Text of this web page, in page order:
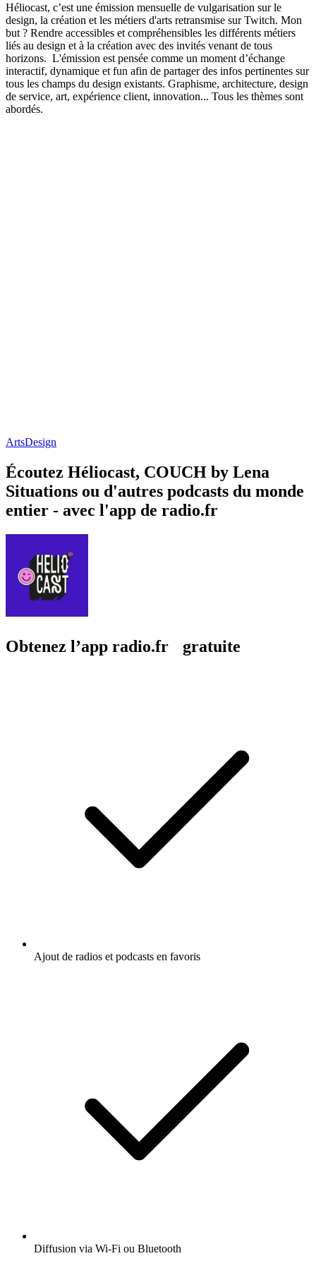
Héliocast, c’est une émission mensuelle de vulgarisation sur le
design, la création et les métiers d'arts retransmise sur Twitch. Mon
but ? Rendre accessibles et compréhensibles les différents métiers
liés au design et à la création avec des invités venant de tous
horizons. L'émission est pensée comme un moment d’échange
interactif, dynamique et fun afin de partager des infos pertinentes sur
tous les champs du design existants. Graphisme, architecture, design
de service, art, expérience client, innovation... Tous les thèmes sont
abordés.
ArtsDesign
Écoutez Héliocast, COUCH by Lena
Situations ou d'autres podcasts du monde
entier - avec l'app de radio.fr
Obtenez l’app radio.fr gratuite
Ajout de radios et podcasts en favoris
Diffusion via Wi-Fi ou Bluetooth